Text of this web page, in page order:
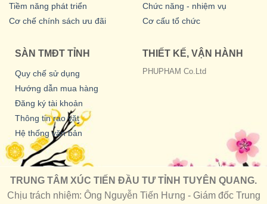
Tiềm năng phát triển
Cơ chế chính sách ưu đãi
Chức năng - nhiệm vụ
Cơ cấu tổ chức
SÀN TMĐT TỈNH
Quy chế sử dụng
Hướng dẫn mua hàng
Đăng ký tài khoản
Thông tin rao vặt
Hệ thống văn bản
THIẾT KẾ, VẬN HÀNH
PHUPHAM Co.Ltd
TRUNG TÂM XÚC TIẾN ĐẦU TƯ TỈNH TUYÊN QUANG.
Chịu trách nhiệm: Ông Nguyễn Tiến Hưng - Giám đốc Trung